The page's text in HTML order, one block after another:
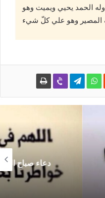
الحمد يحيي ويميت وهو
المصير وهو علي كلّ شيء
وفضل الدعاء في يوم